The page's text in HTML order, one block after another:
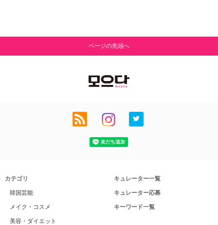
ページの先頭へ
カテゴリ
韓国芸能
メイク・コスメ
美容・ダイエット
キュレーター一覧
キュレーター応募
キーワード一覧